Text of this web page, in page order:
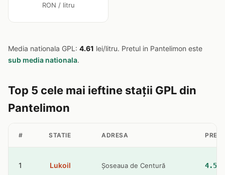
RON / litru
Media nationala GPL: 4.61 lei/litru. Pretul in Pantelimon este
sub media nationala.
Top 5 cele mai ieftine stații GPL din
Pantelimon
# STATIE ADRESA PRET
1 Lukoil Șoseaua de Centură